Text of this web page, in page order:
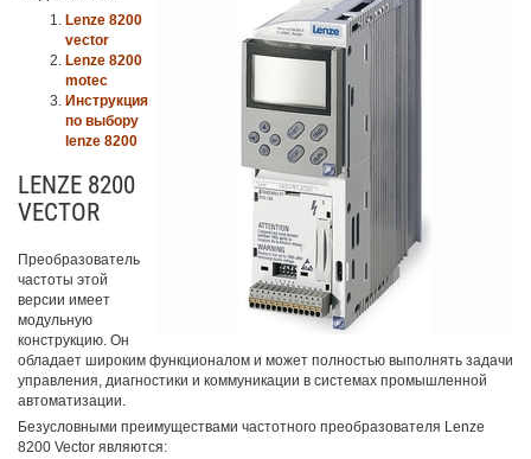
Lenze 8200
vector
Lenze 8200
motec
Инструкция
по выбору
lenze 8200
LENZE 8200
VECTOR
Преобразователь
частоты этой
версии имеет
модульную
конструкцию. Он
обладает широким функционалом и может полностью выполнять задачи
управления, диагностики и коммуникации в системах промышленной
автоматизации.
Безусловными преимуществами частотного преобразователя Lenze
8200 Vector являются: